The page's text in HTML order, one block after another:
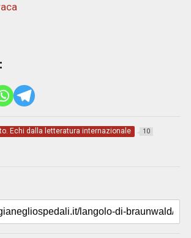
Echi dalla letteratura internazionale 10